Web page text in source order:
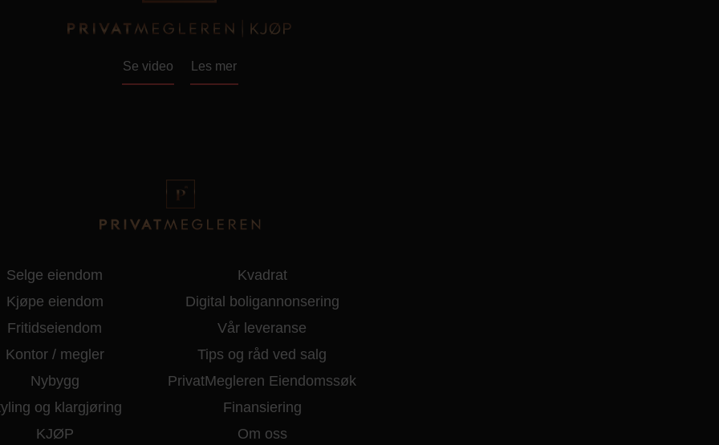
Se video Les mer
Selge eiendom
Kjøpe eiendom
Fritidseiendom
Kontor / megler
Nybygg
og klargjøring
KJØP
Kvadrat
Digital boligannonsering
Vår leveranse
Tips og råd ved salg
PrivatMegleren Eiendomssøk
Finansiering
Om oss